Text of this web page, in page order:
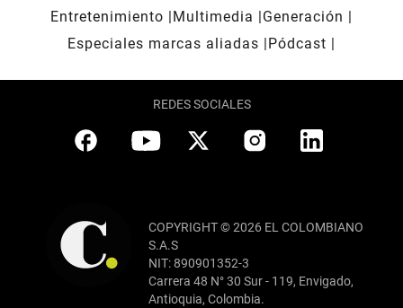
Entretenimiento
Multimedia
Generación
Especiales marcas aliadas
Pódcast
REDES SOCIALES
COPYRIGHT © 2026 EL COLOMBIANO
S.A.S
NIT: 890901352-3
Carrera 48 N° 30 Sur - 119, Envigado,
Antioquia, Colombia.